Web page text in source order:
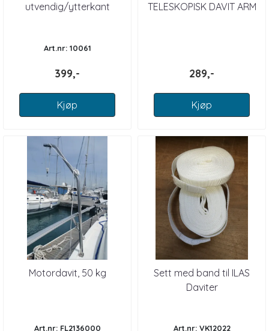
utvendig/ytterkant
Art.nr: 10061
399,-
Kjøp
TELESKOPISK DAVIT ARM
289,-
Kjøp
Motordavit, 50 kg
Art.nr: FL2136000
Sett med band til ILAS
Daviter
Art.nr: VK12022